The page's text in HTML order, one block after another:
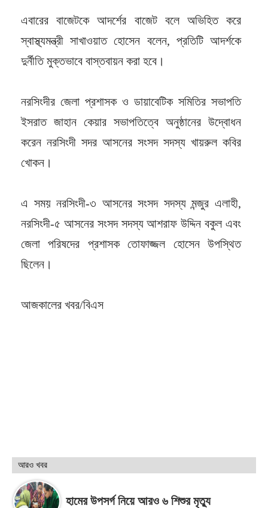
এবারের বাজেটকে আদর্শের বাজেট বলে অভিহিত করে
স্বাস্থ্যমন্ত্রী সাখাওয়াত হোসেন বলেন, প্রতিটি আদর্শকে
দুর্নীতি মুক্তভাবে বাস্তবায়ন করা হবে।
নরসিংদীর জেলা প্রশাসক ও ডায়াবেটিক সমিতির সভাপতি
ইসরাত জাহান কেয়ার সভাপতিত্বে অনুষ্ঠানের উদ্বোধন
করেন নরসিংদী সদর আসনের সংসদ সদস্য খায়রুল কবির
খোকন।
এ সময় নরসিংদী-৩ আসনের সংসদ সদস্য মন্জুর এলাহী,
নরসিংদী-৫ আসনের সংসদ সদস্য আশরাফ উদ্দিন বকুল এবং
জেলা পরিষদের প্রশাসক তোফাজ্জল হোসেন উপস্থিত
ছিলেন।
আজকালের খবর/বিএস
আরও খবর
হামের উপসর্গ নিয়ে আরও ৬ শিশুর মৃত্যু